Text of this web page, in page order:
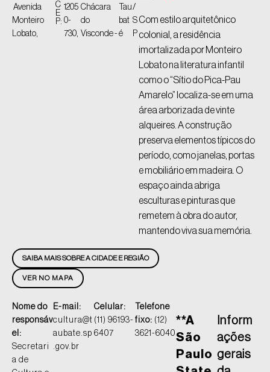
Avenida
Monteiro
Lobato,
C
E
P:
1205
0-
730,
Chácara
do
Visconde -
Tau
bat
é
/
S
P
Com estilo arquitetônico
colonial, a residência
imortalizada por Monteiro
Lobato na literatura infantil
como o “Sítio do Pica-Pau
Amarelo” localiza-se em uma
área arborizada de vinte
alqueires. A construção
preserva elementos típicos do
período, como janelas, portas
e mobiliário em madeira. O
espaço ainda abriga
esculturas e pinturas que
remetem à obra do autor,
mantendo viva sua memória.
VER NO MAPA
SAIBA MAIS SOBRE A CIDADE E REGIÃO
Nome do
responsáv
el:
Secretari
a de
E-mail:
cultura@t
aubate.sp
.gov.br
Celular:
(11) 96193-
6407
Telefone
fixo: (12)
3621-6040
**A
São
Paulo
Inform
ações
gerais